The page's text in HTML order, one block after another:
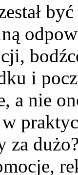
być
i
a nie
za